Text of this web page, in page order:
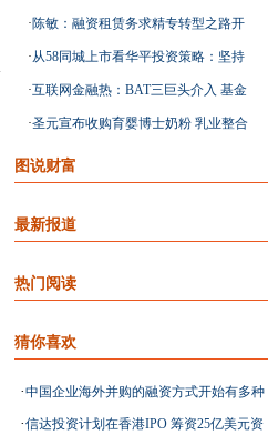
参投
·陈敏：融资租赁务求精专转型之路开
启在即
·从58同城上市看华平投资策略：坚持
市场投入不手软
·互联网金融热：BAT三巨头介入 基金
公司急转型
·圣元宣布收购育婴博士奶粉 乳业整合
大幕或开启
图说财富
最新报道
热门阅读
猜你喜欢
·中国企业海外并购的融资方式开始有多种
选择
·信达投资计划在香港IPO 筹资25亿美元资